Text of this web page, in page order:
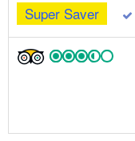
Super Saver